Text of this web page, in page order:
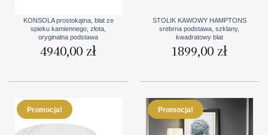
KONSOLA prostokątna, blat ze
spieku kamiennego, złota,
oryginalna podstawa
4940,00 zł
STOLIK KAWOWY HAMPTONS
srebrna podstawa, szklany,
kwadratowy blat
1899,00 zł
Promocja! Promocja!